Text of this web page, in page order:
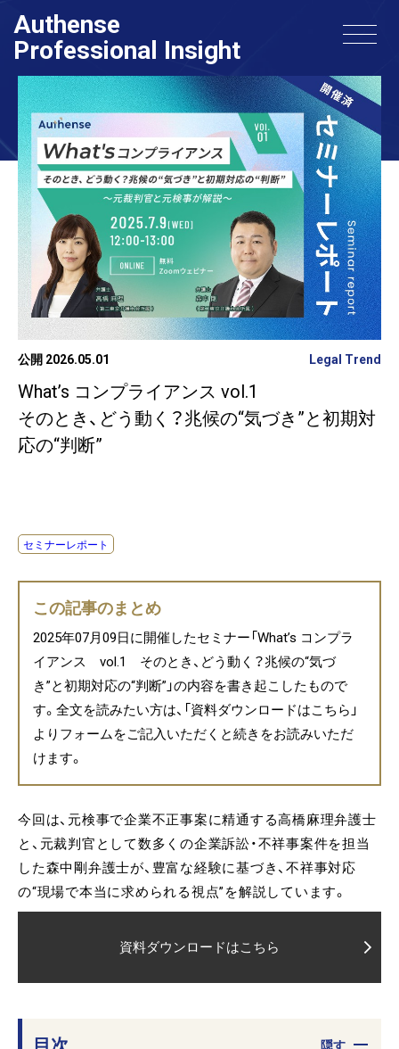
Authense
Professional Insight
公開 2026.05.01 Legal Trend
What’s コンプライアンス vol.1
そのとき、どう動く？兆候の“気づき”と初期対
応の“判断”
セミナーレポート
この記事のまとめ
2025年07月09日に開催したセミナー「What’s コンプラ
イアンス vol.1 そのとき、どう動く？兆候の“気づ
き”と初期対応の“判断”」の内容を書き起こしたもので
す。全文を読みたい方は、「資料ダウンロードはこちら」
よりフォームをご記入いただくと続きをお読みいただ
けます。
今回は、元検事で企業不正事案に精通する高橋麻理弁護士
と、元裁判官として数多くの企業訴訟・不祥事案件を担当
した森中剛弁護士が、豊富な経験に基づき、不祥事対応
の“現場で本当に求められる視点”を解説しています。
資料ダウンロードはこちら
隠す